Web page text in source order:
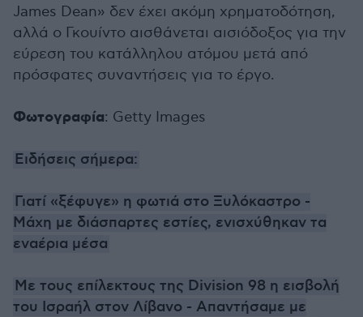
James Dean» δεν έχει ακόμη χρηματοδότηση,
αλλά ο Γκουίντο αισθάνεται αισιόδοξος για την
εύρεση του κατάλληλου ατόμου μετά από
πρόσφατες συναντήσεις για το έργο.
Φωτογραφία: Getty Images
Ειδήσεις σήμερα:
Γιατί «ξέφυγε» η φωτιά στο Ξυλόκαστρο -
Μάχη με διάσπαρτες εστίες, ενισχύθηκαν τα
εναέρια μέσα
Με τους επίλεκτους της Division 98 η εισβολή
του Ισραήλ στον Λίβανο - Απαντήσαμε με